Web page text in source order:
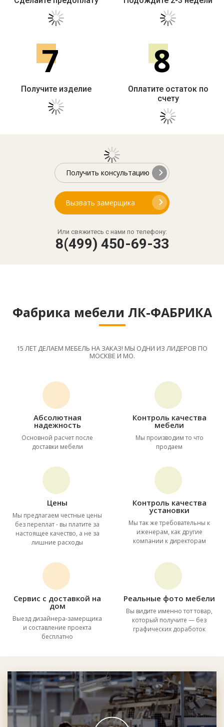
7
Получите изделие
8
Оплатите остаток по
счету
Получить консультацию
Вызвать замерщика
Или свяжитесь с нами по телефону:
8(499) 450-69-33
Фабрика мебели ЛК-ФАБРИКА
15 ЛЕТ ДЕЛАЕМ МЕБЕЛЬ НА ЗАКАЗ! МЫ ОДНИ ИЗ ЛИДЕРОВ ПО
МОСКВЕ И МО.
Абсолютная
надежность
Основной расчет после
доставки мебели
Контроль качества
мебели
Мы производим то что
продаем
Цены
Мы предлагаем честные цены
без переплат - вы платите за
настоящее качество, а не за
лишние расходы
Контроль качества
установки
Мы так же требовательны к
иженерам, как другие
компании к директорам
Сервис с доставкой на
дом
Выезд дизайнера-замерщика
и составление проекта
бесплатно
Реальные фото мебели
Вы видите именно тот товар,
который получите — без
графических доработок